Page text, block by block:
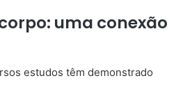
uma conexão
estudos têm demonstrado